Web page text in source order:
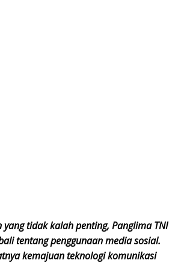
yang tidak kalah penting, Panglima TNI
tentang penggunaan media sosial.
kemajuan teknologi komunikasi